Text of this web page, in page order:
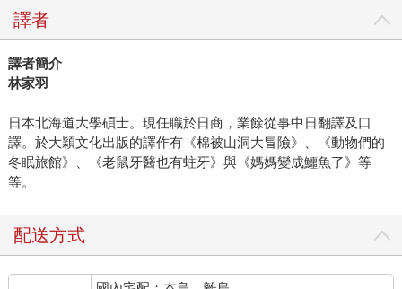
譯者
譯者簡介
林家羽
日本北海道大學碩士。現任職於日商，業餘從事中日翻譯及口
譯。於大穎文化出版的譯作有《棉被山洞大冒險》、《動物們的
冬眠旅館》、《老鼠牙醫也有蛀牙》與《媽媽變成鱷魚了》等
等。
配送方式